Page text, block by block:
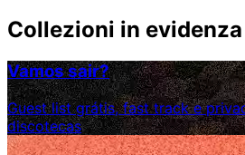
Collezioni in evidenza
Vamos sair?
Guest list grátis, fast track e
discotecas